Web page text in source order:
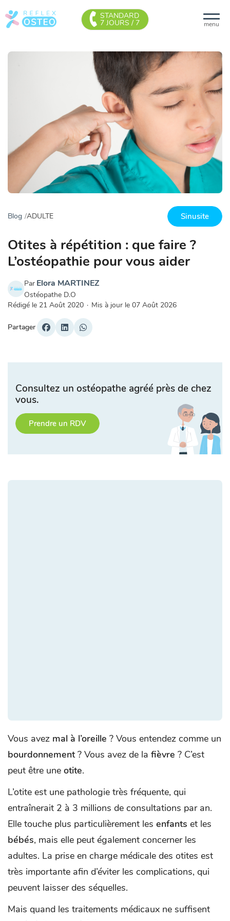
menu
STANDARD
7 JOURS / 7
Blog ADULTE Sinusite
Otites à répétition : que faire ?
L’ostéopathie pour vous aider
Par Elora MARTINEZ
Ostéopathe D.O
Rédigé le 21 Août 2020 · Mis à jour le 07 Août 2026
Partager
Consultez un ostéopathe agréé près de chez
vous.
Prendre un RDV
Vous avez mal à l’oreille ? Vous entendez comme un
bourdonnement? Vous avez de la fièvre ? C’est
peut être une otite.
L’otite est une pathologie très fréquente, qui
entraînerait 2 à 3 millions de consultations par an.
Elle touche plus particulièrement les enfants et les
bébés, mais elle peut également concerner les
adultes. La prise en charge médicale des otites est
très importante afin d’éviter les complications, qui
peuvent laisser des séquelles.
Mais quand les traitements médicaux ne suffisent